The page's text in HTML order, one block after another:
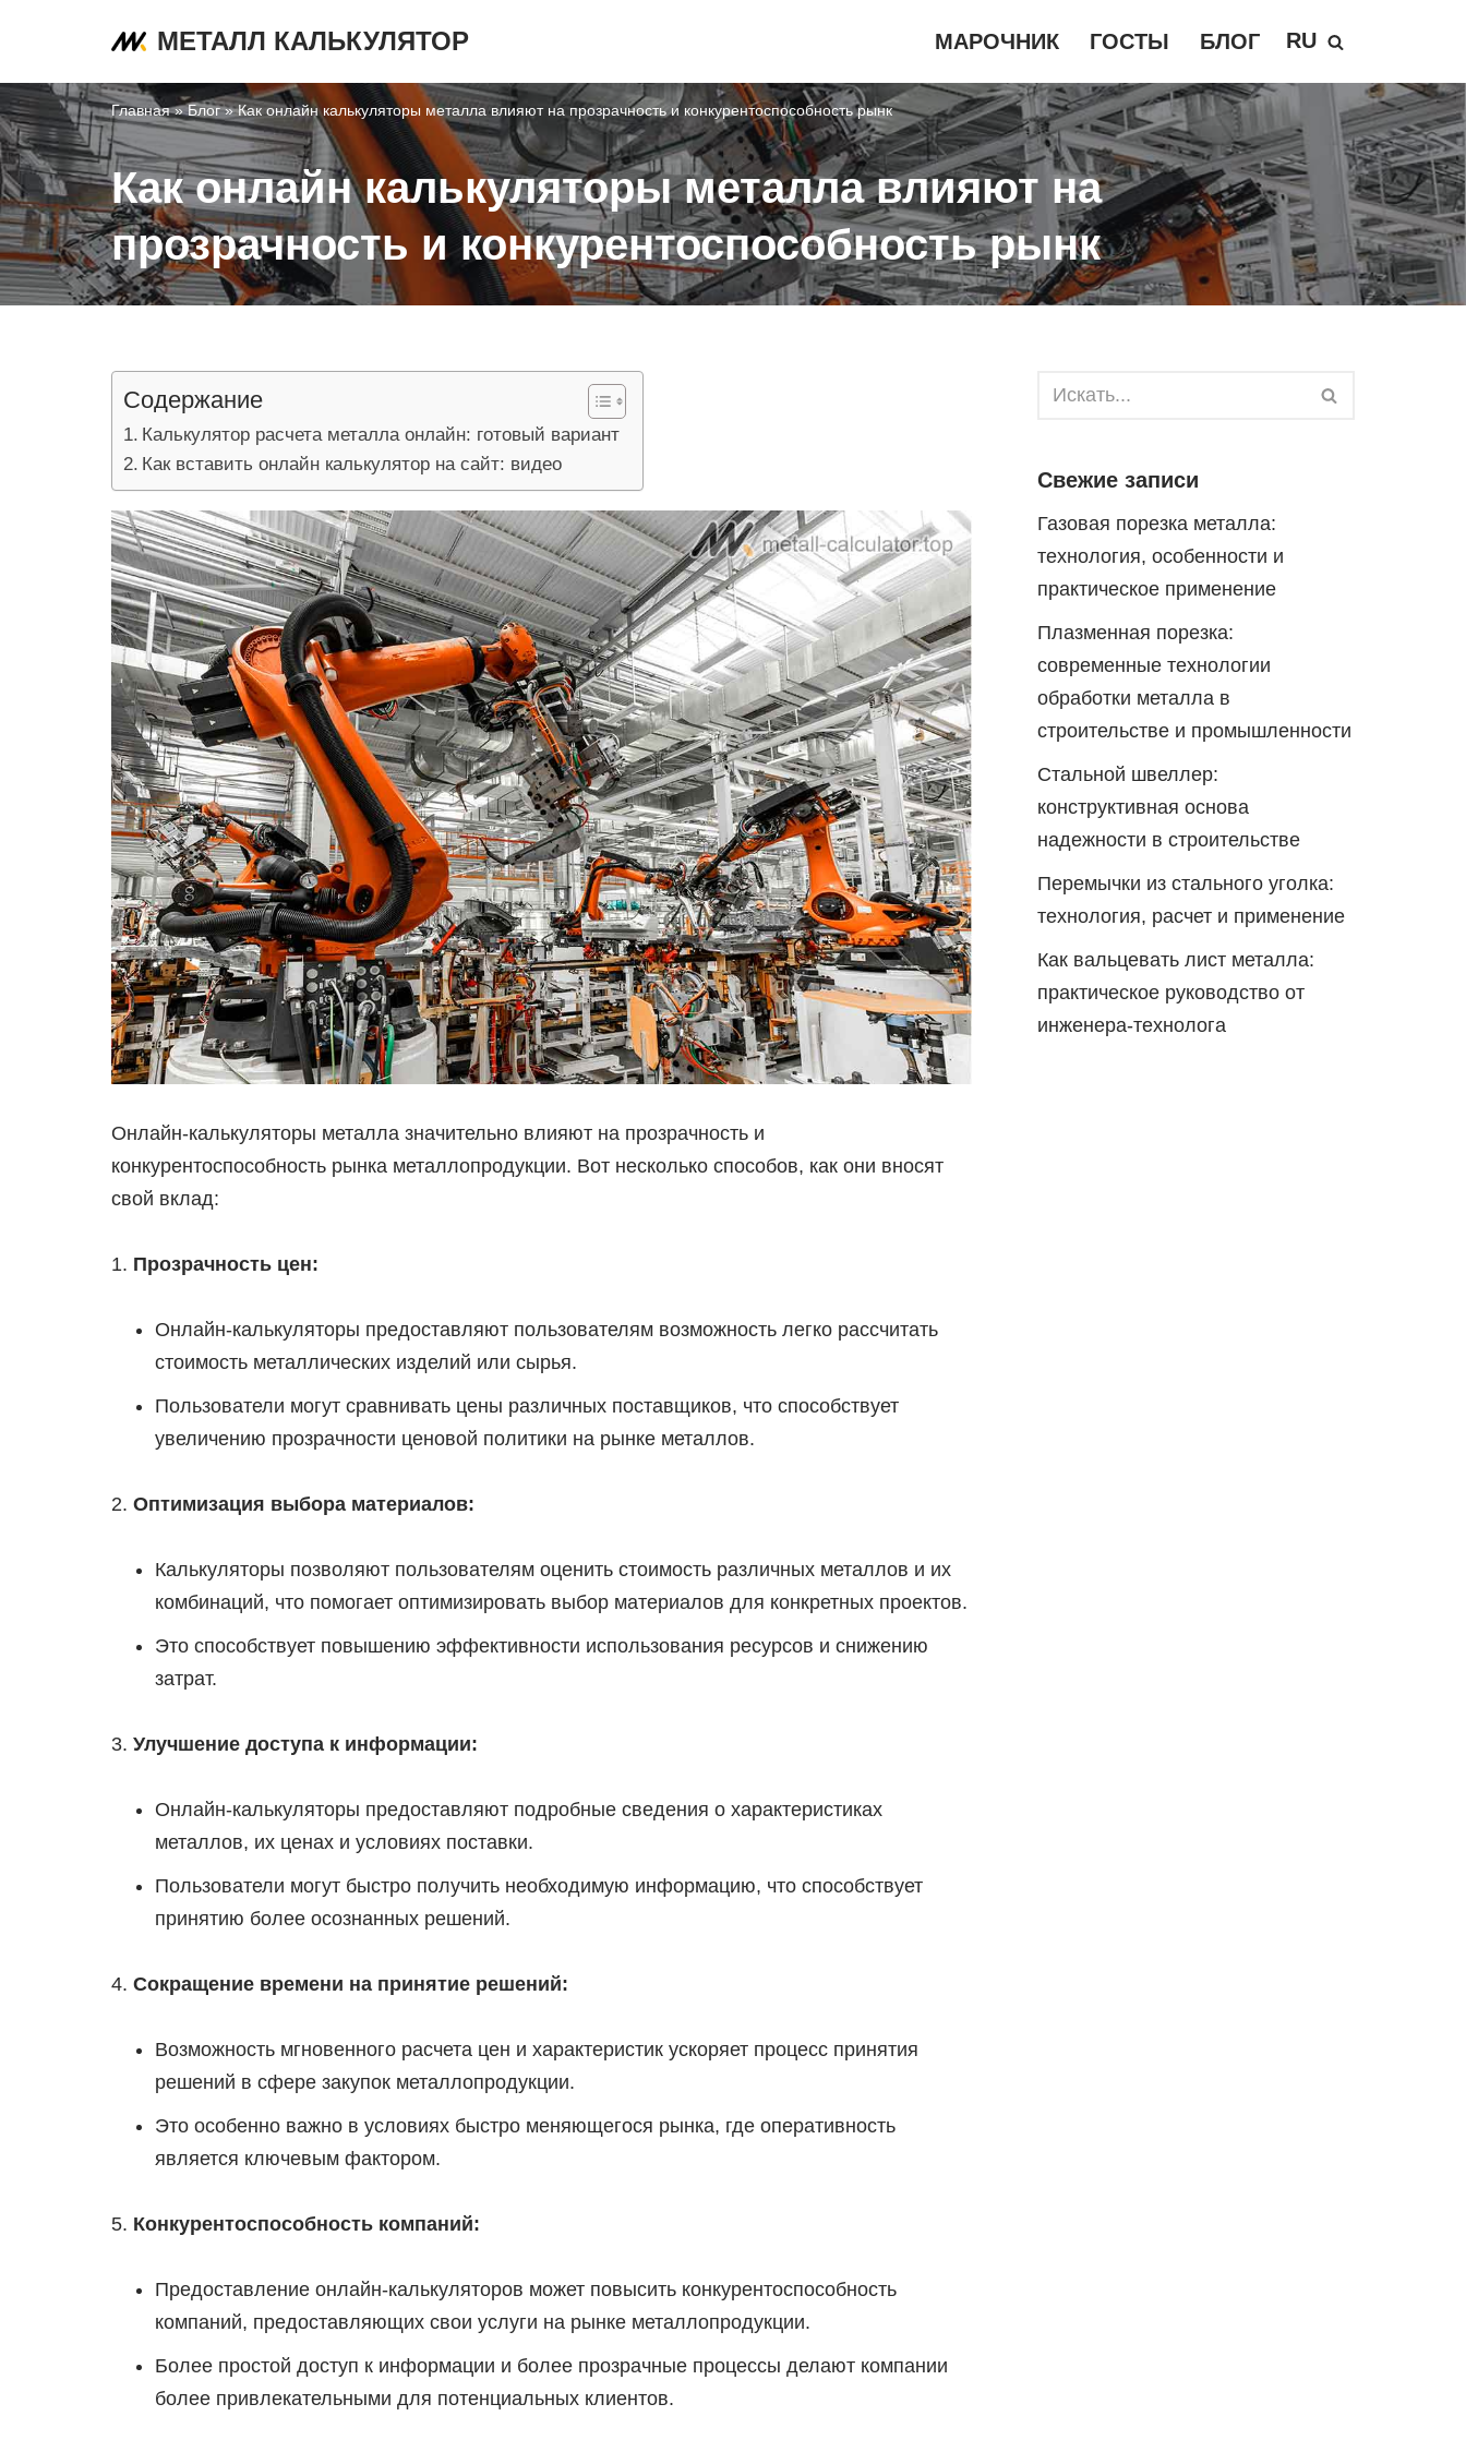
к
содержимому
МЕТАЛЛ КАЛЬКУЛЯТОР МАРОЧНИК ГОСТЫ БЛОГ RU
Главная»Блог»Как онлайн калькуляторы металла влияют на прозрачность и конкурентоспособность рынк
Как онлайн калькуляторы металла влияют на
прозрачность и конкурентоспособность рынк
Содержание
Калькулятор расчета металла онлайн: готовый вариант
Как вставить онлайн калькулятор на сайт: видео
Онлайн-калькуляторы металла значительно влияют на прозрачность и
конкурентоспособность рынка металлопродукции. Вот несколько способов, как они вносят
свой вклад:
Прозрачность цен:
Онлайн-калькуляторы предоставляют пользователям возможность легко рассчитать
стоимость металлических изделий или сырья.
Пользователи могут сравнивать цены различных поставщиков, что способствует
увеличению прозрачности ценовой политики на рынке металлов.
Оптимизация выбора материалов:
Калькуляторы позволяют пользователям оценить стоимость различных металлов и их
комбинаций, что помогает оптимизировать выбор материалов для конкретных проектов.
Это способствует повышению эффективности использования ресурсов и снижению
затрат.
Улучшение доступа к информации:
Онлайн-калькуляторы предоставляют подробные сведения о характеристиках
металлов, их ценах и условиях поставки.
Пользователи могут быстро получить необходимую информацию, что способствует
принятию более осознанных решений.
Сокращение времени на принятие решений:
Возможность мгновенного расчета цен и характеристик ускоряет процесс принятия
решений в сфере закупок металлопродукции.
Это особенно важно в условиях быстро меняющегося рынка, где оперативность
является ключевым фактором.
Конкурентоспособность компаний:
Предоставление онлайн-калькуляторов может повысить конкурентоспособность
компаний, предоставляющих свои услуги на рынке металлопродукции.
Более простой доступ к информации и более прозрачные процессы делают компании
более привлекательными для потенциальных клиентов.
Свежие записи
Газовая порезка металла:
технология, особенности и
практическое применение
Плазменная порезка:
современные технологии
обработки металла в
строительстве и промышленности
Стальной швеллер:
конструктивная основа
надежности в строительстве
Перемычки из стального уголка:
технология, расчет и применение
Как вальцевать лист металла:
практическое руководство от
инженера-технолога